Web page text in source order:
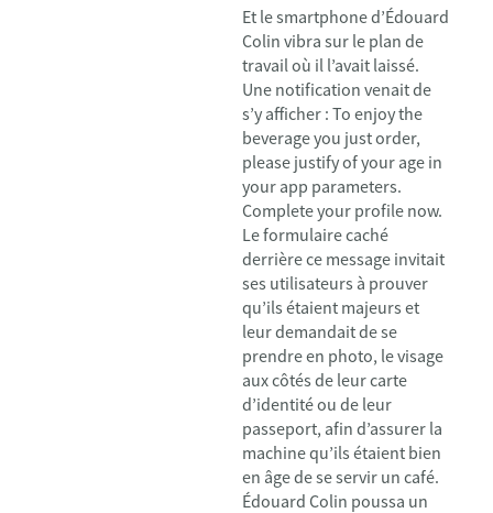
Et le smartphone d’Édouard
Colin vibra sur le plan de
travail où il l’avait laissé.
Une notification venait de
s’y afficher : To enjoy the
beverage you just order,
please justify of your age in
your app parameters.
Complete your profile now.
Le formulaire caché
derrière ce message invitait
ses utilisateurs à prouver
qu’ils étaient majeurs et
leur demandait de se
prendre en photo, le visage
aux côtés de leur carte
d’identité ou de leur
passeport, afin d’assurer la
machine qu’ils étaient bien
en âge de se servir un café.
Édouard Colin poussa un